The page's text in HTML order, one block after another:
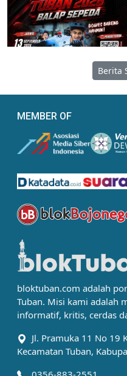
Berita
MEMBER OF
bloktuban.com adalah
Tuban. Misi kami adalah
informatif, kritis, cerdas
Jl. Pramuka 11 No 19
Kecamatan Tuban,